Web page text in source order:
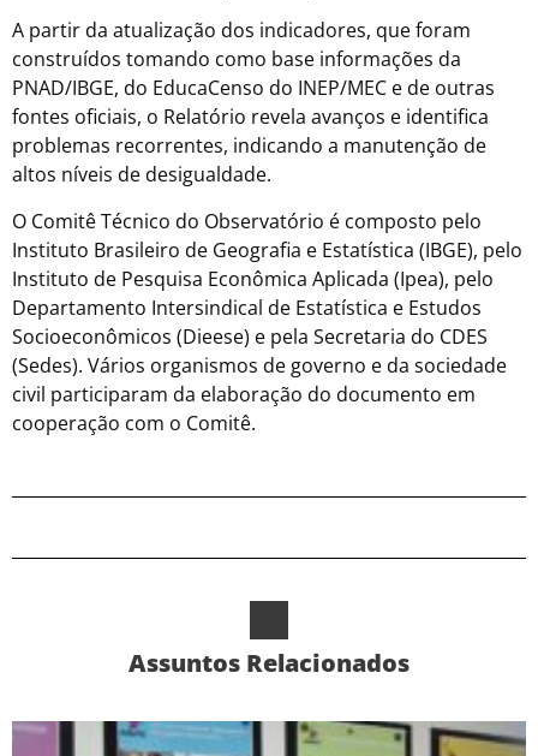
A partir da atualização dos indicadores, que foram
construídos tomando como base informações da
PNAD/IBGE, do EducaCenso do INEP/MEC e de outras
fontes oficiais, o Relatório revela avanços e identifica
problemas recorrentes, indicando a manutenção de
altos níveis de desigualdade.
O Comitê Técnico do Observatório é composto pelo
Instituto Brasileiro de Geografia e Estatística (IBGE), pelo
Instituto de Pesquisa Econômica Aplicada (Ipea), pelo
Departamento Intersindical de Estatística e Estudos
Socioeconômicos (Dieese) e pela Secretaria do CDES
(Sedes). Vários organismos de governo e da sociedade
civil participaram da elaboração do documento em
cooperação com o Comitê.
Assuntos Relacionados